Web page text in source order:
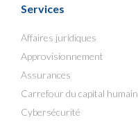
Services
Affaires juridiques
Approvisionnement
Assurances
Carrefour du capital humain
Cybersécurité